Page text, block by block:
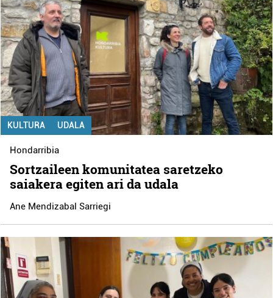
KULTURA UDALA
Hondarribia
Sortzaileen komunitatea saretzeko
saiakera egiten ari da udala
Ane Mendizabal Sarriegi